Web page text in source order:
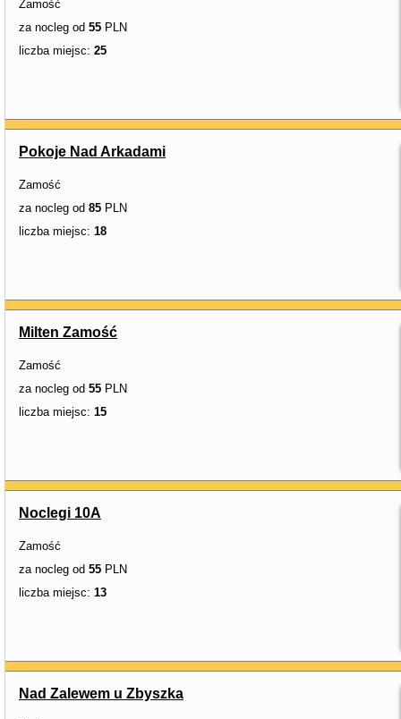
Zamość
za nocleg od 55 PLN
liczba miejsc: 25
Pokoje Nad Arkadami
Zamość
za nocleg od 85 PLN
liczba miejsc: 18
Milten Zamość
Zamość
za nocleg od 55 PLN
liczba miejsc: 15
Noclegi 10A
Zamość
za nocleg od 55 PLN
liczba miejsc: 13
Nad Zalewem u Zbyszka